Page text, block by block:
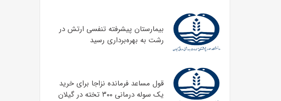
بیمارستان پیشرفته تنفسی ارتش در
رشت به بهره‌برداری رسید
قول مساعد فرمانده نزاجا برای خرید
یک سوله درمانی ۳۰۰ تخته در گیلان